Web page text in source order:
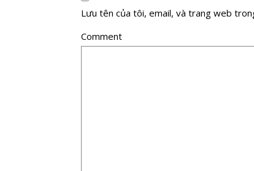
Lưu tên của tôi, email, và trang web
Comment